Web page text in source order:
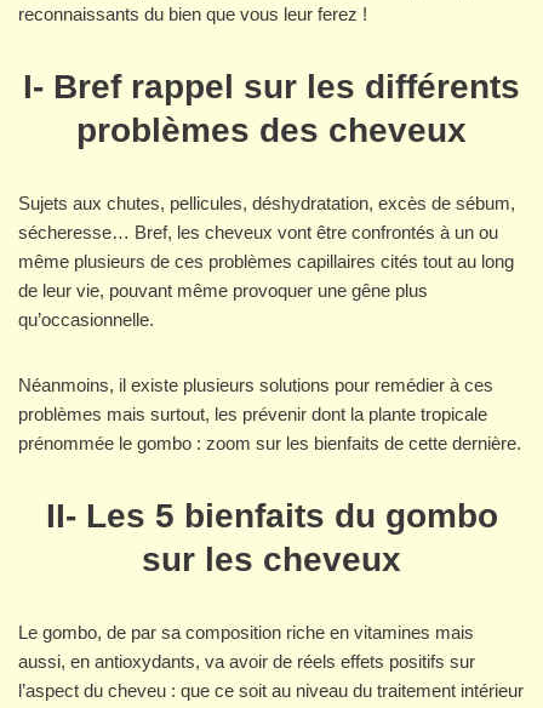
reconnaissants du bien que vous leur ferez !
I- Bref rappel sur les différents
problèmes des cheveux
Sujets aux chutes, pellicules, déshydratation, excès de sébum,
sécheresse… Bref, les cheveux vont être confrontés à un ou
même plusieurs de ces problèmes capillaires cités tout au long
de leur vie, pouvant même provoquer une gêne plus
qu’occasionnelle.
Néanmoins, il existe plusieurs solutions pour remédier à ces
problèmes mais surtout, les prévenir dont la plante tropicale
prénommée le gombo : zoom sur les bienfaits de cette dernière.
II- Les 5 bienfaits du gombo
sur les cheveux
Le gombo, de par sa composition riche en vitamines mais
aussi, en antioxydants, va avoir de réels effets positifs sur
l’aspect du cheveu : que ce soit au niveau du traitement intérieur